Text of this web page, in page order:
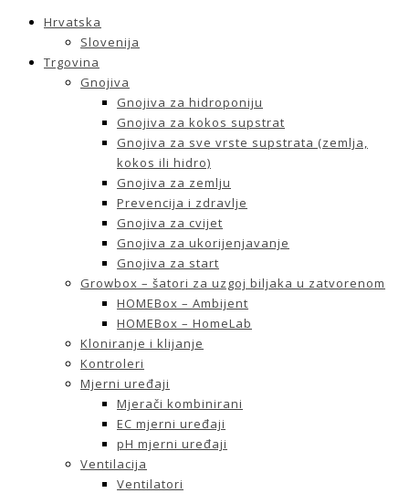
Hrvatska
Slovenija
Trgovina
Gnojiva
Gnojiva za hidroponiju
Gnojiva za kokos supstrat
Gnojiva za sve vrste supstrata (zemlja,
kokos ili hidro)
Gnojiva za zemlju
Prevencija i zdravlje
Gnojiva za cvijet
Gnojiva za ukorijenjavanje
Gnojiva za start
Growbox – šatori za uzgoj biljaka u zatvorenom
HOMEBox – Ambijent
HOMEBox – HomeLab
Kloniranje i klijanje
Kontroleri
Mjerni uređaji
Mjerači kombinirani
EC mjerni uređaji
pH mjerni uređaji
Ventilacija
Ventilatori